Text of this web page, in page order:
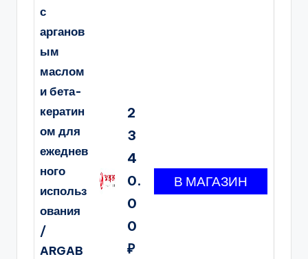
с
арганов
ым
маслом
и бета-
кератин
ом для
ежеднев
ного
использ
ования
/
ARGAB
2
3
4
0.
0
0
₽